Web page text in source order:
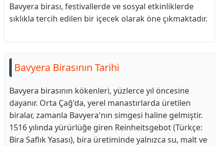
Bavyera birası, festivallerde ve sosyal etkinliklerde
sıklıkla tercih edilen bir içecek olarak öne çıkmaktadır.
Bavyera Birasının Tarihi
Bavyera birasının kökenleri, yüzlerce yıl öncesine
dayanır. Orta Çağ'da, yerel manastırlarda üretilen
biralar, zamanla Bavyera'nın simgesi haline gelmiştir.
1516 yılında yürürlüğe giren Reinheitsgebot (Türkçe:
Bira Saflık Yasası), bira üretiminde yalnızca su, malt ve